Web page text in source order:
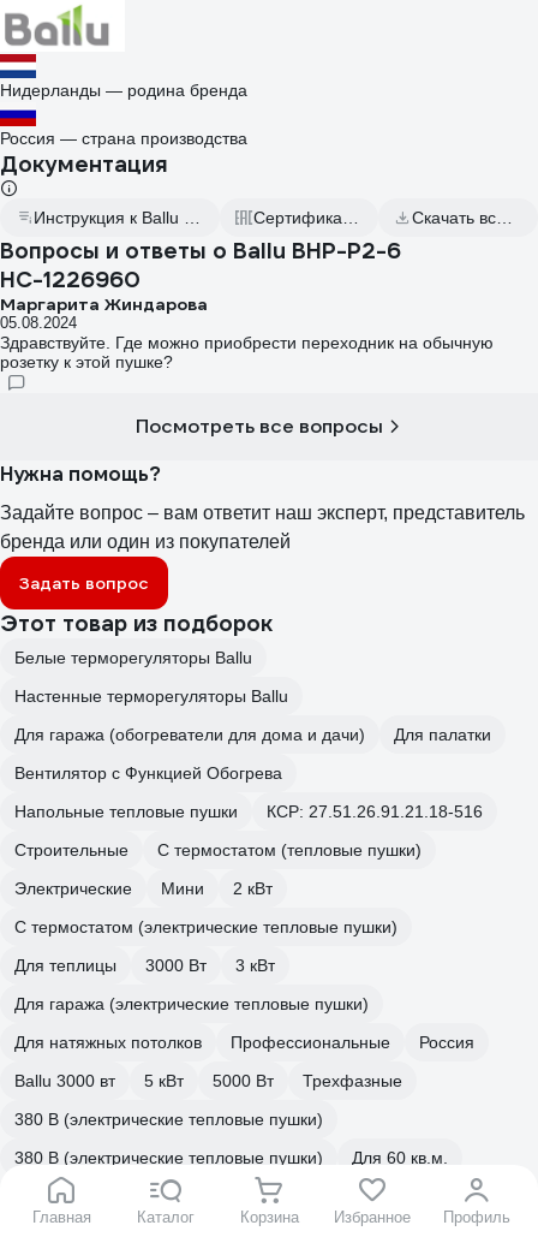
Главная Каталог Корзина Избранное Профиль
Нидерланды — родина бренда
Россия — страна производства
Документация
Вопросы и ответы о Ballu BHP-P2-6
НС-1226960
Маргарита Жиндарова
05.08.2024
Здравствуйте. Где можно приобрести переходник на обычную
розетку к этой пушке?
Посмотреть все вопросы
Нужна помощь?
Задайте вопрос – вам ответит наш эксперт, представитель
бренда или один из покупателей
Задать вопрос
Этот товар из подборок
Белые терморегуляторы Ballu
Настенные терморегуляторы Ballu
Для гаража (обогреватели для дома и дачи)
Для палатки
Вентилятор с Функцией Обогрева
Напольные тепловые пушки
КСР: 27.51.26.91.21.18-516
Строительные
С термостатом (тепловые пушки)
Электрические
Мини
2 кВт
С термостатом (электрические тепловые пушки)
Для теплицы
3000 Вт
3 кВт
Для гаража (электрические тепловые пушки)
Для натяжных потолков
Профессиональные
Россия
Ballu 3000 вт
5 кВт 5000 Вт
Трехфазные
380 В (электрические тепловые пушки)
380 В (электрические тепловые пушки)
Для 60 кв.м.
Для частного дома